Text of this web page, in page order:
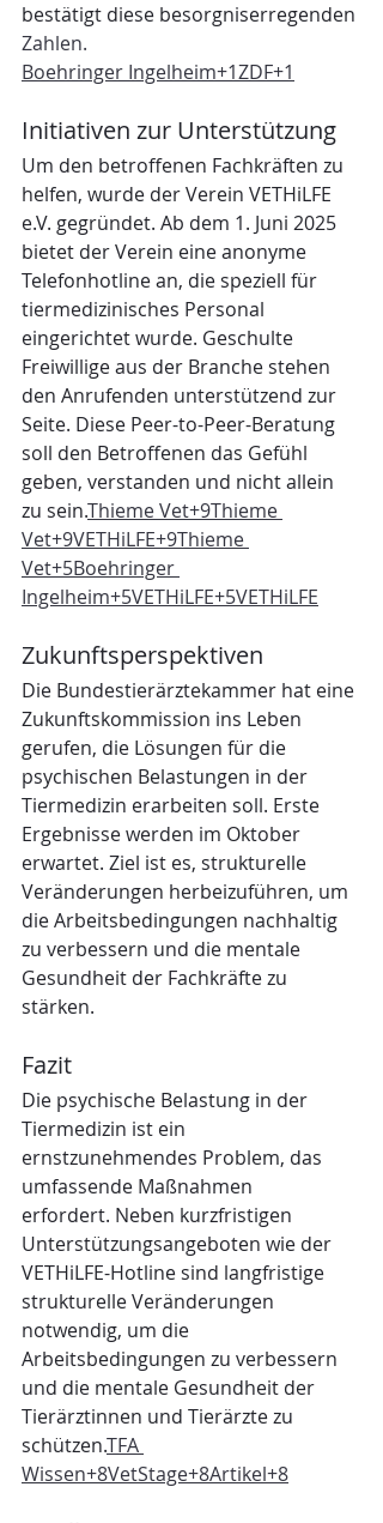
bestätigt diese besorgniserregenden
Zahlen.
Boehringer Ingelheim+1ZDF+1
Initiativen zur Unterstützung
Um den betroffenen Fachkräften zu
helfen, wurde der Verein VETHiLFE
e.V. gegründet. Ab dem 1. Juni 2025
bietet der Verein eine anonyme
Telefonhotline an, die speziell für
tiermedizinisches Personal
eingerichtet wurde. Geschulte
Freiwillige aus der Branche stehen
den Anrufenden unterstützend zur
Seite. Diese Peer-to-Peer-Beratung
soll den Betroffenen das Gefühl
geben, verstanden und nicht allein
zu sein.Thieme Vet+9Thieme
Vet+9VETHiLFE+9Thieme
Vet+5Boehringer
Ingelheim+5VETHiLFE+5VETHiLFE
Zukunftsperspektiven
Die Bundestierärztekammer hat eine
Zukunftskommission ins Leben
gerufen, die Lösungen für die
psychischen Belastungen in der
Tiermedizin erarbeiten soll. Erste
Ergebnisse werden im Oktober
erwartet. Ziel ist es, strukturelle
Veränderungen herbeizuführen, um
die Arbeitsbedingungen nachhaltig
zu verbessern und die mentale
Gesundheit der Fachkräfte zu
stärken.
Fazit
Die psychische Belastung in der
Tiermedizin ist ein
ernstzunehmendes Problem, das
umfassende Maßnahmen
erfordert. Neben kurzfristigen
Unterstützungsangeboten wie der
VETHiLFE-Hotline sind langfristige
strukturelle Veränderungen
notwendig, um die
Arbeitsbedingungen zu verbessern
und die mentale Gesundheit der
Tierärztinnen und Tierärzte zu
schützen.TFA
Wissen+8VetStage+8Artikel+8